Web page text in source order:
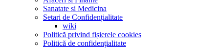
Sanatate si Medicina
Setari de Confidențialitate
wiki
Politică privind fișierele cookies
Politică de confidențialitate